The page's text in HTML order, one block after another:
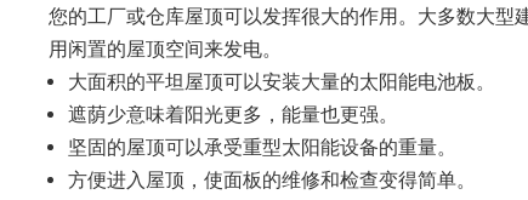
您的工厂或仓库屋顶可以发挥很大的作用。大多数大型
用闲置的屋顶空间来发电。
大面积的平坦屋顶可以安装大量的太阳能电池板。
遮荫少意味着阳光更多，能量也更强。
坚固的屋顶可以承受重型太阳能设备的重量。
方便进入屋顶，使面板的维修和检查变得简单。